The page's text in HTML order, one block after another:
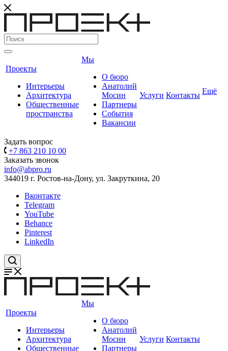
Проекты
Интерьеры
Архитектура
Общественные
пространства
Мы
О бюро
Анатолий
Мосин
Партнеры
События
Вакансии
Услуги Контакты Ещё
Задать вопрос
+7 863 210 10 00
Заказать звонок
info@abpro.ru
344019 г. Ростов-на-Дону, ул. Закруткина, 20
Вконтакте
Telegram
YouTube
Behance
Pinterest
LinkedIn
Проекты
Интерьеры
Архитектура
Общественные
Мы
О бюро
Анатолий
Мосин
Партнеры
Услуги Контакты